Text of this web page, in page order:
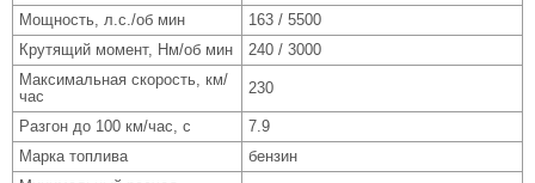
Мощность, л.с./об мин
163 / 5500
Крутящий момент, Нм/об мин
240 / 3000
Максимальная скорость, км/
час
230
Разгон до 100 км/час, с
7.9
Марка топлива
бензин